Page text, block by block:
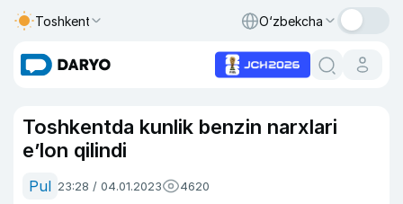
Toshkent O‘zbekcha
Toshkentda kunlik benzin narxlari
e’lon qilindi
Pul 23:28 / 04.01.2023 4620